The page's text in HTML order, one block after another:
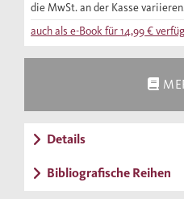
die MwSt. an der Kasse
auch als e-Book für14,99 €
Details
Bibliografische Reihen